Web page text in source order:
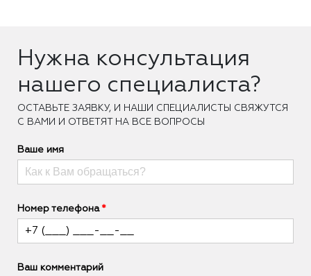
Нужна консультация
нашего специалиста?
ОCТАВЬТЕ ЗАЯВКУ, И НАШИ СПЕЦИАЛИСТЫ СВЯЖУТСЯ
С ВАМИ И ОТВЕТЯТ НА ВСЕ ВОПРОСЫ
Ваше имя
Номер телефона
Ваш комментарий